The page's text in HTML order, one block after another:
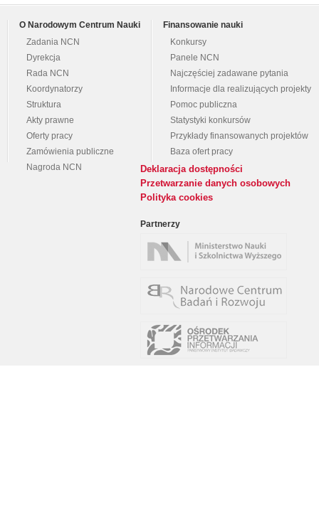
O Narodowym Centrum Nauki
Zadania NCN
Dyrekcja
Rada NCN
Koordynatorzy
Struktura
Akty prawne
Oferty pracy
Zamówienia publiczne
Nagroda NCN
Finansowanie nauki
Konkursy
Panele NCN
Najczęściej zadawane pytania
Informacje dla realizujących projekty
Pomoc publiczna
Statystyki konkursów
Przykłady finansowanych projektów
Baza ofert pracy
Deklaracja dostępności
Przetwarzanie danych osobowych
Polityka cookies
Partnerzy